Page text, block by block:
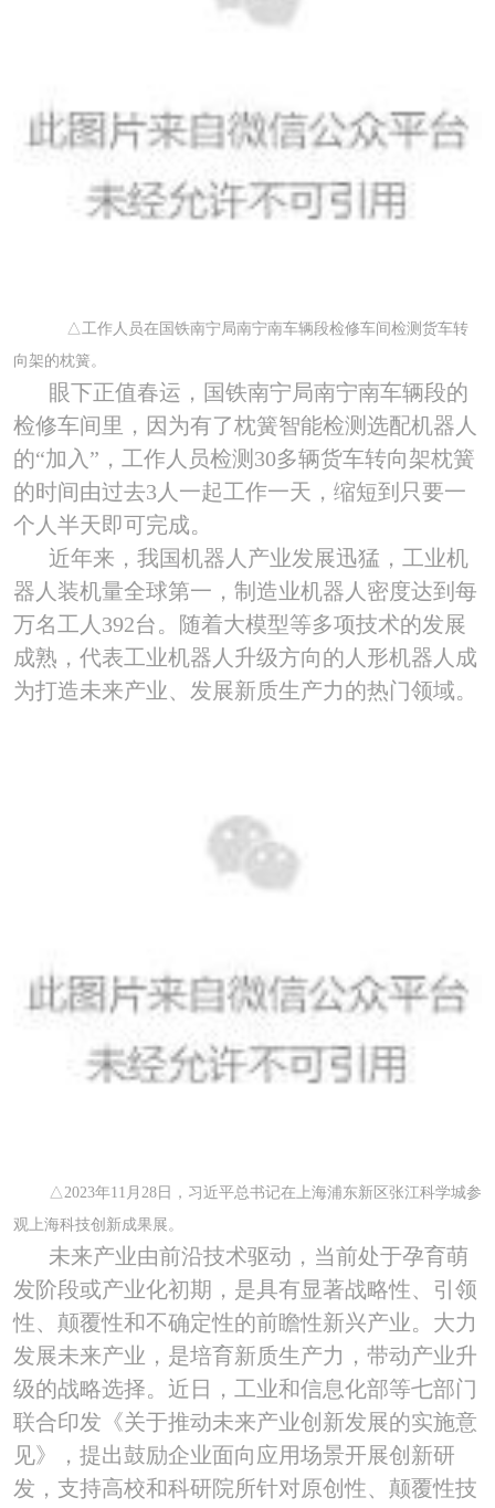
△工作人员在国铁南宁局南宁南车辆段检修车间检测货车转
向架的枕簧。
眼下正值春运，国铁南宁局南宁南车辆段的
检修车间里，因为有了枕簧智能检测选配机器人
的“加入”，工作人员检测 30多辆货车转向架枕簧
的时间由过去3 人一起工作一天，缩短到只要一
个人半天即可完成。
近年来，我国机器人产业发展迅猛，工业机
器人装机量全球第一，制造业机器人密度达到每
万名工人 392台。随着大模型等多项技术的发展
成熟，代表工业机器人升级方向的人形机器人成
为打造未来产业、发展新质生产力的热门领域。
△2023年11 月 28 日，习近平总书记在上海浦东新区张江科学城参
观上海科技创新成果展。
未来产业由前沿技术驱动，当前处于孕育萌
发阶段或产业化初期，是具有显著战略性、引领
性、颠覆性和不确定性的前瞻性新兴产业。大力
发展未来产业，是培育新质生产力，带动产业升
级的战略选择。近日，工业和信息化部等七部门
联合印发《关于推动未来产业创新发展的实施意
见》，提出鼓励企业面向应用场景开展创新研
发，支持高校和科研院所针对原创性、颠覆性技